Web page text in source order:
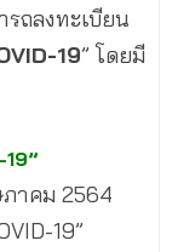
ถลงทะเบียน
19” โดยมี
19”
าคม 2564
19”